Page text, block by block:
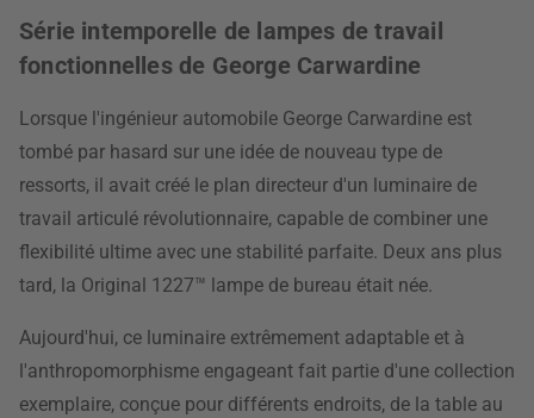
Série intemporelle de lampes de travail
fonctionnelles de George Carwardine
Lorsque l'ingénieur automobile George Carwardine est
tombé par hasard sur une idée de nouveau type de
ressorts, il avait créé le plan directeur d'un luminaire de
travail articulé révolutionnaire, capable de combiner une
flexibilité ultime avec une stabilité parfaite. Deux ans plus
tard, la Original 1227™ lampe de bureau était née.
Aujourd'hui, ce luminaire extrêmement adaptable et à
l'anthropomorphisme engageant fait partie d'une collection
exemplaire, conçue pour différents endroits, de la table au